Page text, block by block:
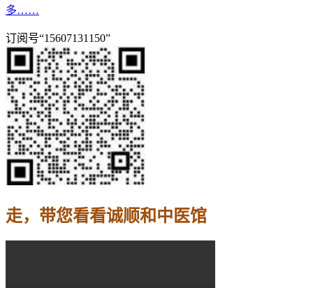
多……
订阅号“15607131150”
走，带您看看诚顺和中医馆